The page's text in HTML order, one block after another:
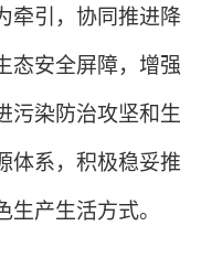
牵引，协同推进降
态安全屏障，增强
污染防治攻坚和生
体系，积极稳妥推
产生活方式。